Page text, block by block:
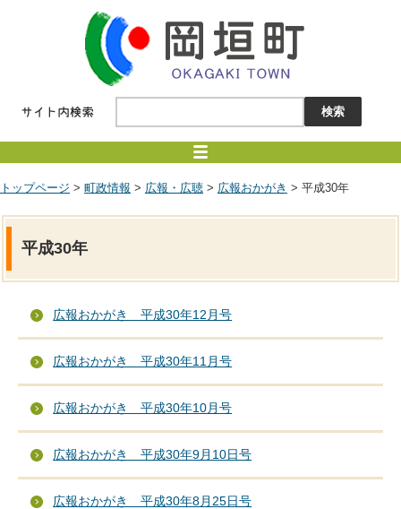
トップページ > 町政情報 > 広報・広聴 > 広報おかがき > 平成30年
平成30年
広報おかがき 平成30年12月号
広報おかがき 平成30年11月号
広報おかがき 平成30年10月号
広報おかがき 平成30年9月10日号
広報おかがき 平成30年8月25日号